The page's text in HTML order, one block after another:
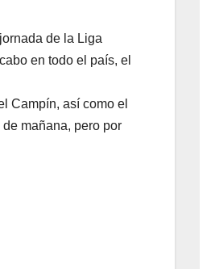
de la Liga
en todo el país, el
Campín, así como el
mañana, pero por